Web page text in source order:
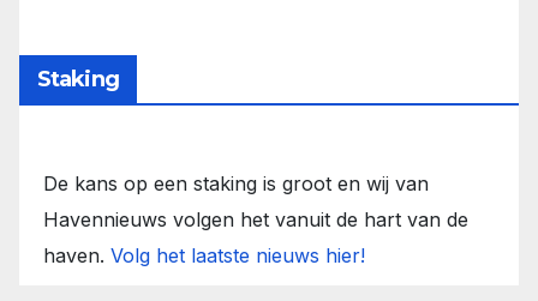
Staking
De kans op een staking is groot en wij van
Havennieuws volgen het vanuit de hart van de
haven. Volg het laatste nieuws hier!